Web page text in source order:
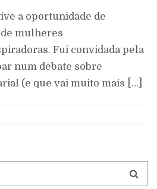
a oportunidade de
mulheres
Fui convidada pela
num debate sobre
(e que vai muito mais […]